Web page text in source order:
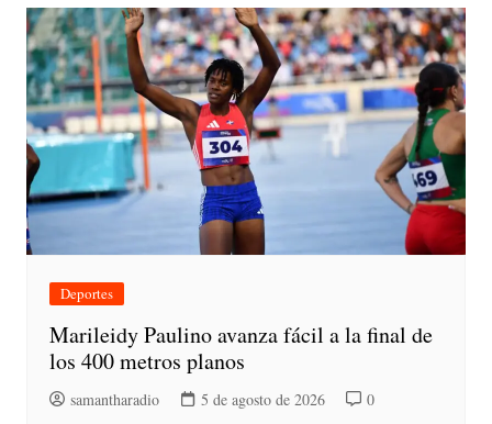
Deportes
Marileidy Paulino avanza fácil a la final de
los 400 metros planos
samantharadio 5 de agosto de 2026 0